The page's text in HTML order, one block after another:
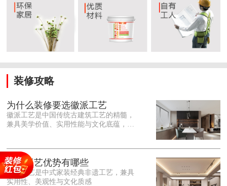
装修攻略
为什么装修要选徽派工艺
徽派工艺是中国传统古建筑工艺的精髓，
兼具美学价值、实用性能与文化底蕴，优
雕细琢的砖、木、石雕为特色，线条古朴
大气，意境悠远，自带东方中式雅致韵
味，耐看且不易过时。<o:p></o:p> 在工
艺品质上，徽派工艺遵循古法匠心工序，
徽派工艺优势有哪些
徽派工艺是中式家装经典非遗工艺，兼具
实用性、美观性与文化质感